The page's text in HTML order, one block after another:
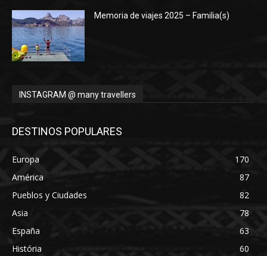
Memoria de viajes 2025 – Familia(s)
INSTAGRAM @ many travellers
DESTINOS POPULARES
Europa
170
América
87
Pueblos y Ciudades
82
Asia
78
España
63
História
60